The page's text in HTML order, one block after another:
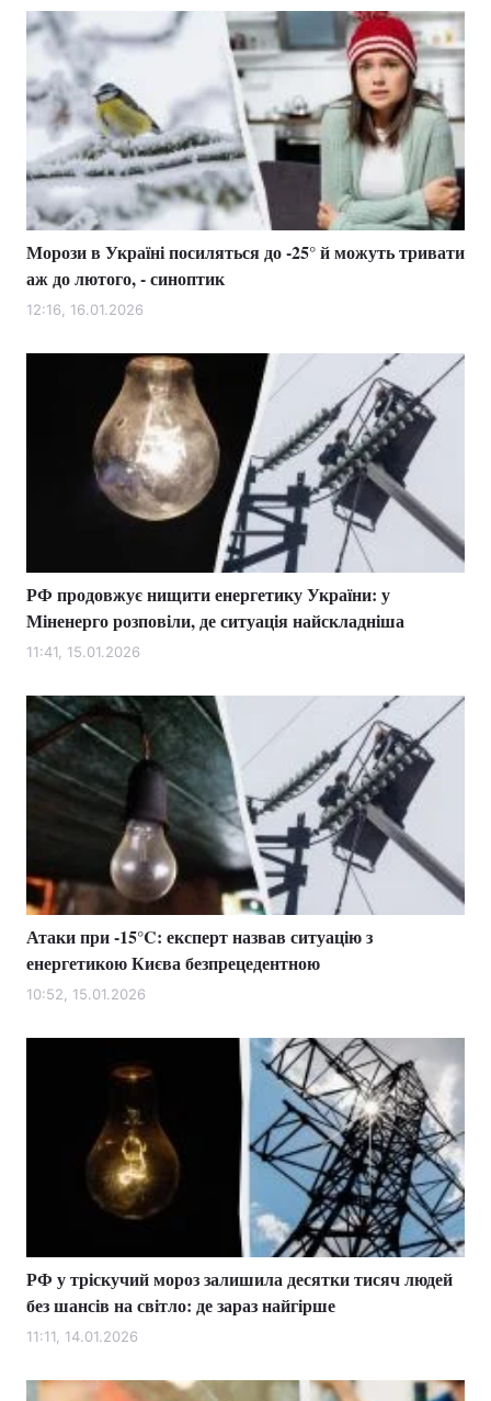
Морози в Україні посиляться до -25° й можуть тривати
аж до лютого, - синоптик
12:16, 16.01.2026
РФ продовжує нищити енергетику України: у
Міненерго розповіли, де ситуація найскладніша
11:41, 15.01.2026
Атаки при -15°C: експерт назвав ситуацію з
енергетикою Києва безпрецедентною
10:52, 15.01.2026
РФ у тріскучий мороз залишила десятки тисяч людей
без шансів на світло: де зараз найгірше
11:11, 14.01.2026